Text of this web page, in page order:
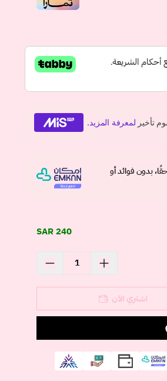
لاحقًا، بدون فوائد أو
240 SAR
اشتري الآن